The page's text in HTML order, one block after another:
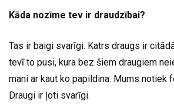
Kāda nozīme tev ir draudzībai?
Tas ir baigi svarīgi. Katrs draugs ir
tevī to pusi, kura bez šiem draugiem
mani ar kaut ko papildina. Mums notiek
Draugi ir ļoti svarīgi.